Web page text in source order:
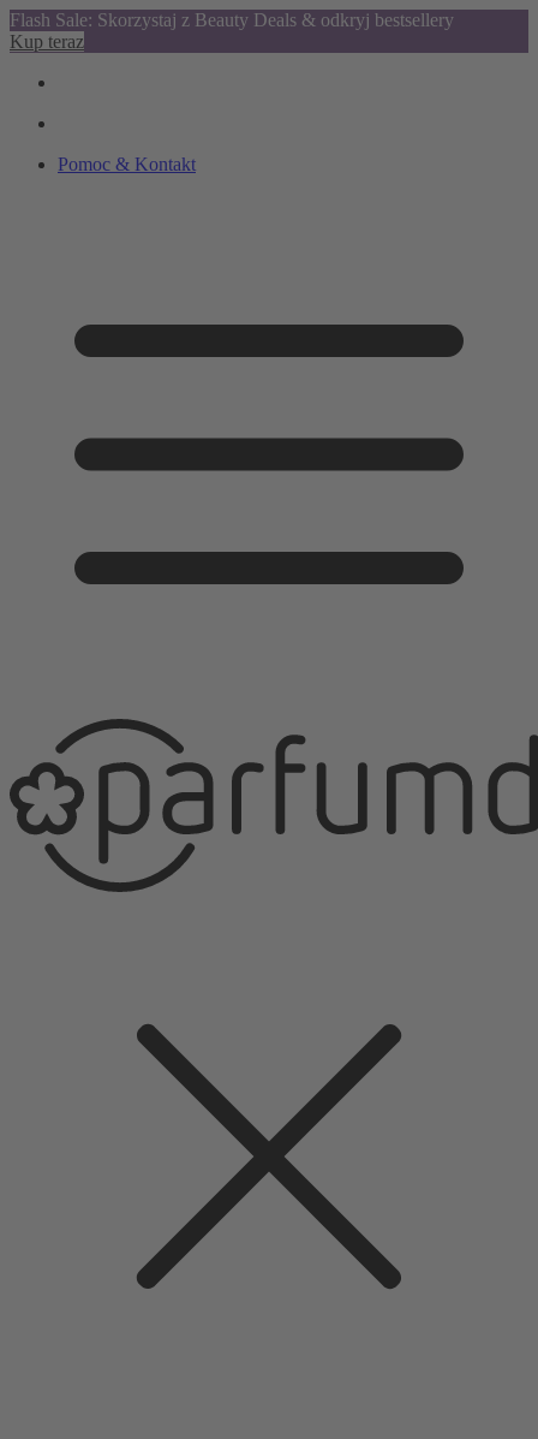
Flash Sale: Skorzystaj z Beauty Deals & odkryj bestsellery
Kup teraz
Pomoc & Kontakt